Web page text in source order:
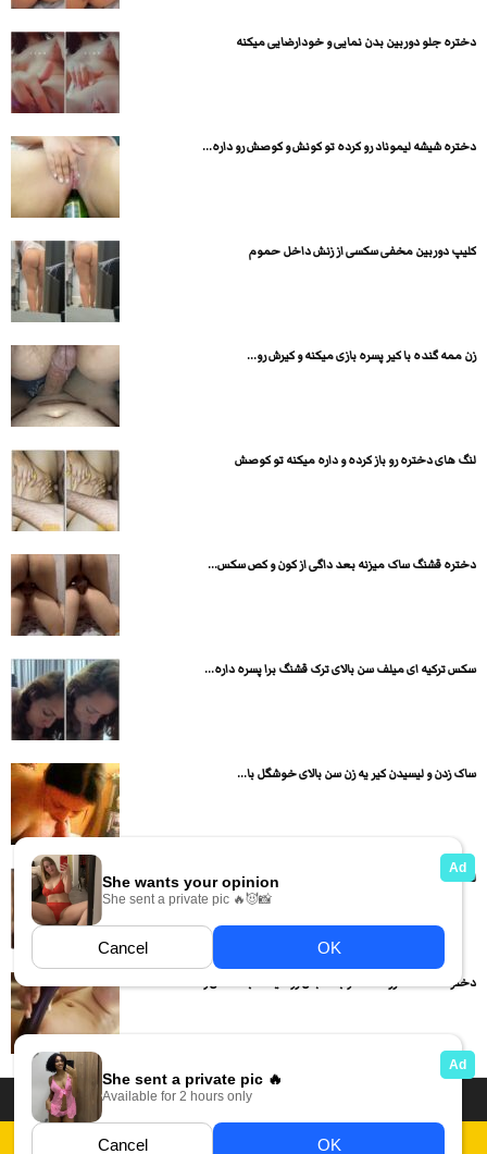
دختره جلو دوربین بدن نمایی و خودارضایی میکنه
دختره شیشه لیموناد رو کرده تو کونش و کوصش رو داره...
کلیپ دوربین مخفی سکسی از زنش داخل حموم
زن ممه گنده با کیر پسره بازی میکنه و کیرش رو...
لنگ های دختره رو باز کرده و داره میکنه تو کوصش
دختره قشنگ ساک میزنه بعد داگی از کون و کص سکس...
سکس ترکیه ای میلف سن بالای ترک قشنگ برا پسره داره...
ساک زدن و لیسیدن کیر یه زن سن بالای خوشگل با...
لنگ های دختره رو باز کرده و داره میکنه تو کوصش
دختره لخت مادرزاد شده و بادمجان رو میماله به کصش و...
دسته بندی فیلم های سکسی داستان سکسی ایرانی